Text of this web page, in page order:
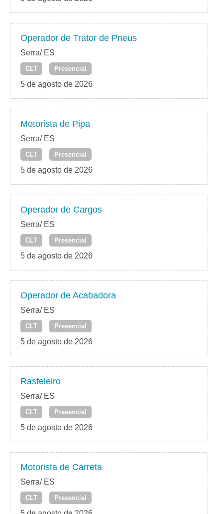
Operador de Trator de Pneus
Serra/ ES
CLT Presencial
5 de agosto de 2026
Motorista de Pipa
Serra/ ES
CLT Presencial
5 de agosto de 2026
Operador de Cargos
Serra/ ES
CLT Presencial
5 de agosto de 2026
Operador de Acabadora
Serra/ ES
CLT Presencial
5 de agosto de 2026
Rasteleiro
Serra/ ES
CLT Presencial
5 de agosto de 2026
Motorista de Carreta
Serra/ ES
CLT Presencial